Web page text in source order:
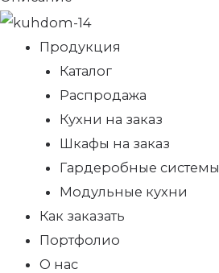
Продукция
Каталог
Распродажа
Кухни на заказ
Шкафы на заказ
Гардеробные системы
Модульные кухни
Как заказать
Портфолио
О нас